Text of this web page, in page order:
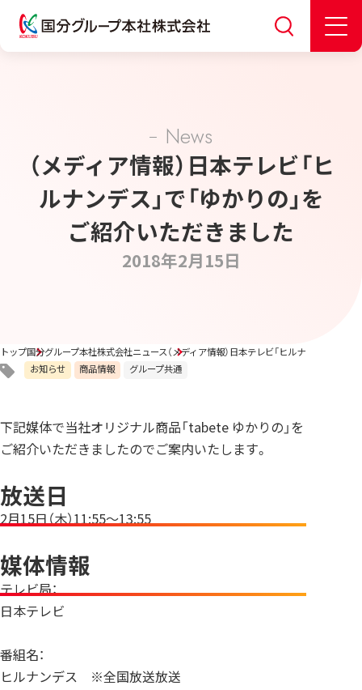
News
（メディア情報）日本テレビ「ヒ
ルナンデス」で「ゆかりの」を
ご紹介いただきました
2018年2月15日
トップ国分グループ本社株式会社ニュース（メディア情報）日本テレビ「ヒルナンデス」で
お知らせ
商品情報 グループ共通
下記媒体で当社オリジナル商品「tabete ゆかりの」を
ご紹介いただきましたのでご案内いたします。
放送日
2月15日（木）11:55～13:55
媒体情報
テレビ局：
日本テレビ
番組名：
ヒルナンデス ※全国放送放送